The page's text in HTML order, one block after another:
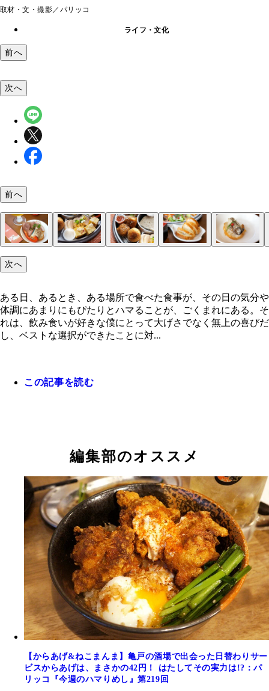
取材・文・撮影／パリッコ
ライフ・文化
前へ
次へ
前へ
次へ
ある日、あるとき、ある場所で食べた食事が、その日の気分や
体調にあまりにもぴたりとハマることが、ごくまれにある。そ
れは、飲み食いが好きな僕にとって大げさでなく無上の喜びだ
し、ベストな選択ができたことに対...
この記事を読む
編集部のオススメ
【からあげ&ねこまんま】亀戸の酒場で出会った日替わりサー
ビスからあげは、まさかの42円！ はたしてその実力は!?：パ
リッコ『今週のハマりめし』第219回